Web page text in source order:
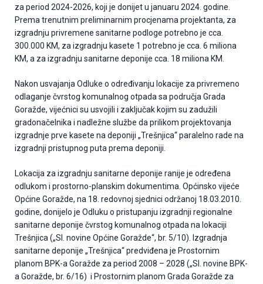
za period 2024-2026, koji je donijet u januaru 2024. godine.
Prema trenutnim preliminarnim procjenama projektanta, za
izgradnju privremene sanitarne podloge potrebno je cca.
300.000 KM, za izgradnju kasete 1 potrebno je cca. 6 miliona
KM, a za izgradnju sanitarne deponije cca. 18 miliona KM.
Nakon usvajanja Odluke o određivanju lokacije za privremeno
odlaganje čvrstog komunalnog otpada sa područja Grada
Goražde, vijećnici su usvojili i zaključak kojim su zadužili
gradonačelnika i nadležne službe da prilikom projektovanja
izgradnje prve kasete na deponiji „Trešnjica“ paralelno rade na
izgradnji pristupnog puta prema deponiji.
Lokacija za izgradnju sanitarne deponije ranije je određena
odlukom i prostorno-planskim dokumentima. Općinsko vijeće
Općine Goražde, na 18. redovnoj sjednici održanoj 18.03.2010.
godine, donijelo je Odluku o pristupanju izgradnji regionalne
sanitarne deponije čvrstog komunalnog otpada na lokaciji
Trešnjica („Sl. novine Općine Goražde“, br. 5/10). Izgradnja
sanitarne deponije „Trešnjica“ predviđena je Prostornim
planom BPK-a Goražde za period 2008 – 2028 („Sl. novine BPK-
a Goražde, br. 6/16) i Prostornim planom Grada Goražde za